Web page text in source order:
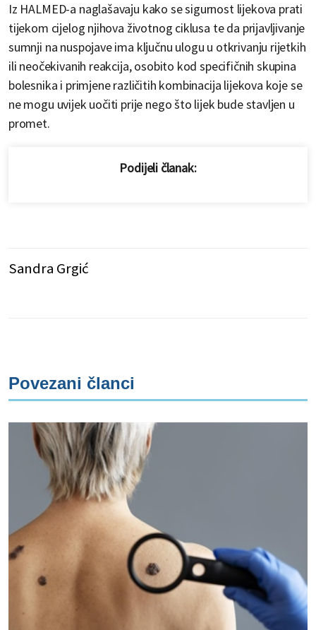
Iz HALMED-a naglašavaju kako se sigurnost lijekova prati
tijekom cijelog njihova životnog ciklusa te da prijavljivanje
sumnji na nuspojave ima ključnu ulogu u otkrivanju rijetkih
ili neočekivanih reakcija, osobito kod specifičnih skupina
bolesnika i primjene različitih kombinacija lijekova koje se
ne mogu uvijek uočiti prije nego što lijek bude stavljen u
promet.
Podijeli članak:
Sandra Grgić
Povezani članci